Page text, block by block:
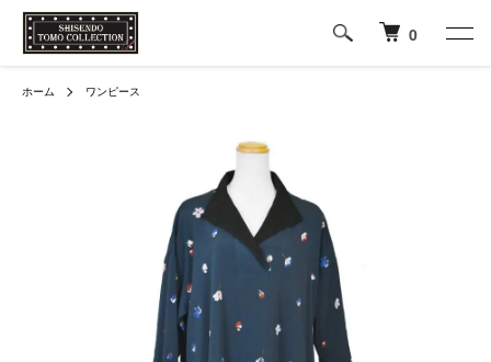
0
ホーム ワンピース